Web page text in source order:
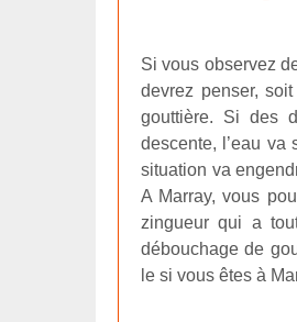
Si vous observez
devrez penser,
gouttière. Si des
descente, l’eau va
situation va
A Marray, vous
zingueur qui a
débouchage de
le si vous êtes à